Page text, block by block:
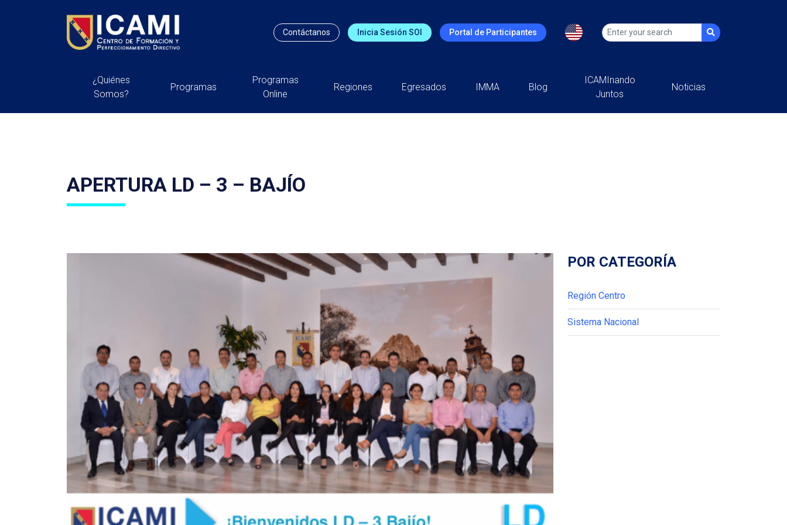
Contáctanos Inicia Sesión SOI Portal de Participantes
¿Quiénes
Somos?
Programas
Programas
Online
Regiones Egresados IMMA Blog
ICAMInando
Juntos
Noticias
APERTURA LD – 3 – BAJÍO
POR CATEGORÍA
Región Centro
Sistema Nacional